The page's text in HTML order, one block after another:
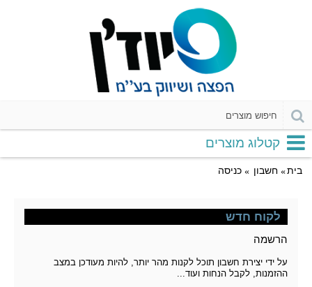
קטלוג מוצרים
בית חשבון כניסה
לקוח חדש
הרשמה
על ידי יצירת חשבון תוכל לקנות מהר יותר, להיות מעודכן במצב
ההזמנות, לקבל הנחות ועוד...